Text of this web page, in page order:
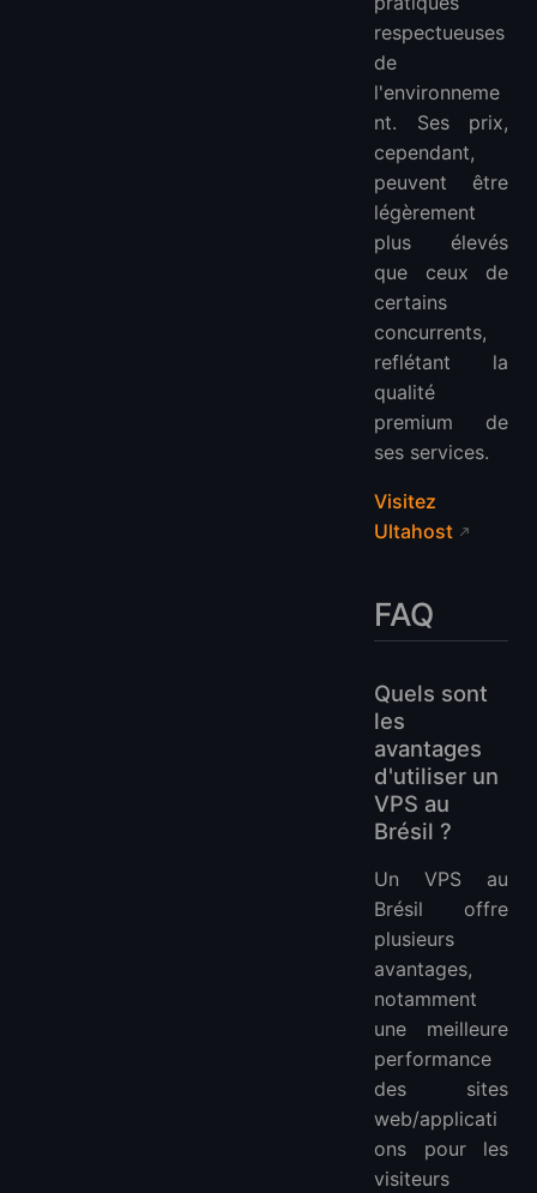
respectueuses
de
l'environneme
nt. Ses prix,
cependant,
peuvent être
légèrement
plus élevés
que ceux de
certains
concurrents,
reflétant la
qualité
premium de
ses services.
Visitez
Ultahost
FAQ
Quels sont
les
avantages
d'utiliser un
VPS au
Brésil ?
Un VPS au
Brésil offre
plusieurs
avantages,
notamment
une meilleure
performance
des sites
web/applicati
ons pour les
visiteurs